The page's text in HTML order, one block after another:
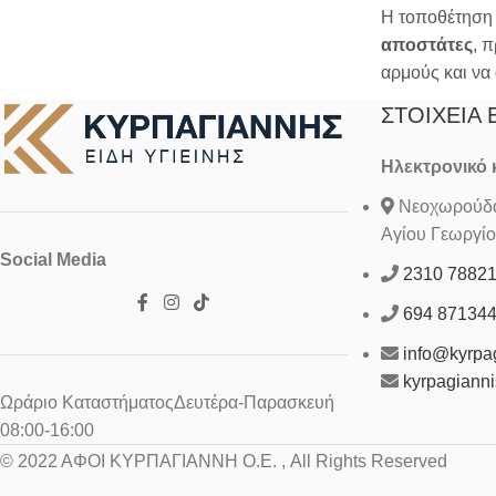
Η τοποθέτηση
αποστάτες,
αρμούς και να
Social Media
Ωράριο ΚαταστήματοςΔευτέρα-Παρασκευή
08:00-16:00
ΣΤΟΙΧΕΊΑ
Αγίου
2310
694
© 2022 ΑΦΟΙ ΚΥΡΠΑΓΙΑΝΝΗ Ο.Ε. , All Rights Reserved